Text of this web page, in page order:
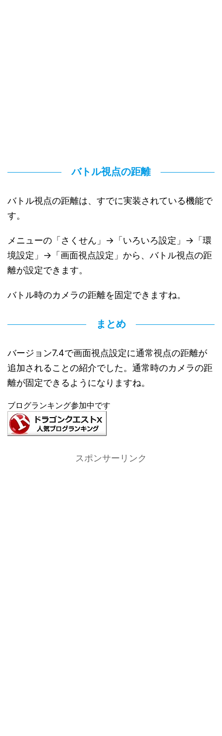
バトル視点の距離
バトル視点の距離は、すでに実装されている機能で
す。
メニューの「さくせん」→「いろいろ設定」→「環
境設定」→「画面視点設定」から、バトル視点の距
離が設定できます。
バトル時のカメラの距離を固定できますね。
まとめ
バージョン7.4で画面視点設定に通常視点の距離が
追加されることの紹介でした。通常時のカメラの距
離が固定できるようになりますね。
ブログランキング参加中です
スポンサーリンク